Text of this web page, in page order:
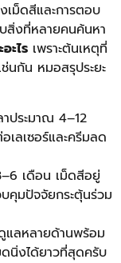
เม็ดสีและการตอบ
สิ่งที่หลายคนค้นหา
ะไร เพราะต้นเหตุที่
นกัน หมอสรุประยะ
าประมาณ 4–12
ลเซอร์และครีมลด
เดือน เม็ดสีอยู่
คุมปัจจัยกระตุ้นร่วม
แลหลายด้านพร้อม
นิ่งได้ยาวที่สุดครับ